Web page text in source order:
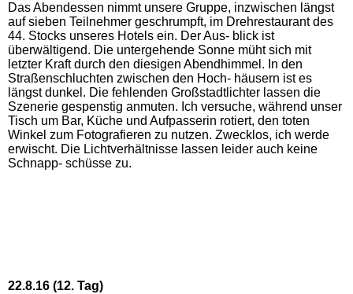
Das Abendessen nimmt unsere Gruppe, inzwischen längst
auf sieben Teilnehmer geschrumpft, im Drehrestaurant des
44. Stocks unseres Hotels ein. Der Aus- blick ist
überwältigend. Die untergehende Sonne müht sich mit
letzter Kraft durch den diesigen Abendhimmel. In den
Straßenschluchten zwischen den Hoch- häusern ist es
längst dunkel. Die fehlenden Großstadtlichter lassen die
Szenerie gespenstig anmuten. Ich versuche, während unser
Tisch um Bar, Küche und Aufpasserin rotiert, den toten
Winkel zum Fotografieren zu nutzen. Zwecklos, ich werde
erwischt. Die Lichtverhältnisse lassen leider auch keine
Schnapp- schüsse zu.
22.8.16 (12. Tag)